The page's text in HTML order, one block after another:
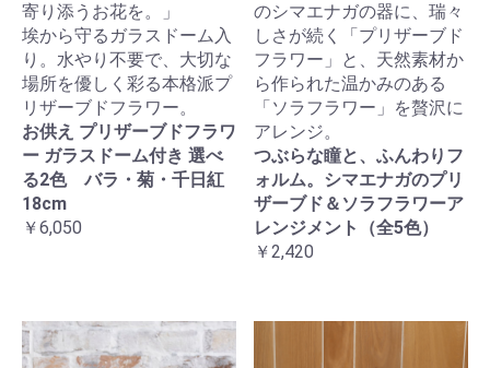
寄り添うお花を。」
埃から守るガラスドーム入
り。水やり不要で、大切な
場所を優しく彩る本格派プ
リザーブドフラワー。
お供え プリザーブドフラワ
ー ガラスドーム付き 選べ
る2色 バラ・菊・千日紅
18cm
￥6,050
のシマエナガの器に、瑞々
しさが続く「プリザーブド
フラワー」と、天然素材か
ら作られた温かみのある
「ソラフラワー」を贅沢に
アレンジ。
つぶらな瞳と、ふんわりフ
ォルム。シマエナガのプリ
ザーブド＆ソラフラワーア
レンジメント（全5色）
￥2,420